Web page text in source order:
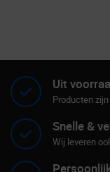
Uit
Producten
Snelle &
Wij leveren